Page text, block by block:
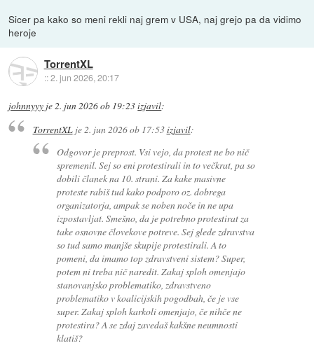
Sicer pa kako so meni rekli naj grem v USA, naj grejo pa da vidimo
heroje
TorrentXL
::2. jun 2026, 20:17
johnnyyy je2. jun 2026 ob 19:23izjavil:
TorrentXLje 2. jun 2026 ob 17:53izjavil:
Odgovor je preprost. Vsi vejo, da protest ne bo nič
spremenil. Sej so eni protestirali in to večkrat, pa so
dobili članek na 10. strani. Za kake masivne
proteste rabiš tud kako podporo oz. dobrega
organizatorja, ampak se noben noče in ne upa
izpostavljat. Smešno, da je potrebno protestirat za
take osnovne človekove potreve. Sej glede zdravstva
so tud samo manjše skupije protestirali. A to
pomeni, da imamo top zdravstveni sistem? Super,
potem ni treba nič naredit. Zakaj sploh omenjajo
stanovanjsko problematiko, zdravstveno
problematiko v koalicijskih pogodbah, če je vse
super. Zakaj sploh karkoli omenjajo, če nihče ne
protestira? A se zdaj zavedaš kakšne neumnosti
klatiš?